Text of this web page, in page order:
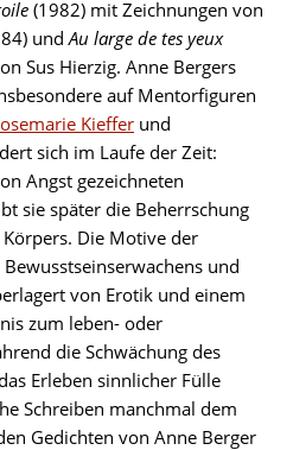
(1982) mit Zeichnungen von
undAu large de tes yeux
Sus Hierzig. Anne Bergers
auf Mentorfiguren
Kieffer und
sich im Laufe der Zeit:
Angst gezeichneten
sie später die Beherrschung
Die Motive der
und
von Erotik und einem
zum leben- oder
die Schwächung des
Erleben sinnlicher Fülle
Schreiben manchmal dem
Gedichten von Anne Berger